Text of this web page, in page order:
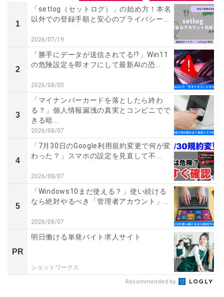
1
「setlog（セットログ）」の始め方！本名
以外での登録手順と安心のプライバシー...
2026/07/19
2
「勝手にデータが送信されてる!?」Win11
の危険設定を即オフにして最新AIの恐...
2026/08/05
3
「マイナンバーカードを落としたら終わ
る？」個人情報漏洩の真実とコンビニでで
きる暗...
2026/08/07
4
「7月30日のGoogle利用規約変更で何が変
わった？」スマホの設定を見直して不...
2026/08/07
5
「Windows10まだ使える？」使い続ける
なら絶対やるべき「管理者アカウント」...
2026/08/07
PR
明日働ける単発バイト求人サイト
ショットワークス
Recommended by